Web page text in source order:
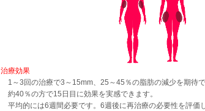
治療効果
1～3回の治療で3～15mm、25～45％の脂肪の減少を期待で
約40％の方で15日目に効果を実感できます。
平均的には6週間必要です。6週後に再治療の必要性を評価し